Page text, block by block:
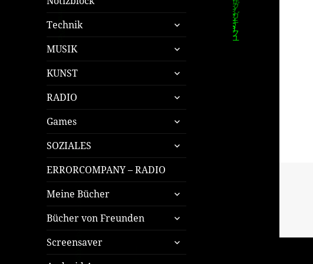
Technik
untermenü
öffnen
MUSIK
untermenü
öffnen
KUNST
untermenü
öffnen
RADIO
untermenü
öffnen
Games
untermenü
öffnen
SOZIALES
untermenü
öffnen
ERRORCOMPANY – RADIO
Meine Bücher
untermenü
öffnen
Bücher von Freunden
untermenü
öffnen
Screensaver
untermenü
öffnen